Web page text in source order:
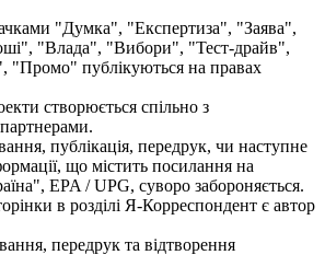
"Думка", "Експертиза", "Заява",
"Влада", "Вибори", "Тест-драйв",
"Промо" публікуються на правах
створюється спільно з
публікація, передрук, чи наступне
що містить посилання на
EPA / UPG, суворо забороняється.
в розділі Я-Корреспондент є автор
передрук та відтворення